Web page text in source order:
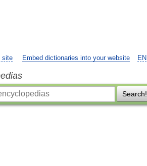
EN
site Embed dictionaries into your website
Search!